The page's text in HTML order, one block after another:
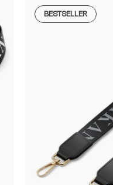
BESTSELLER